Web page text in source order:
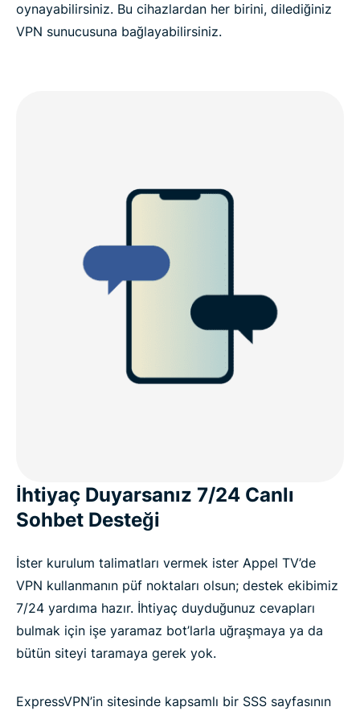
oynayabilirsiniz. Bu cihazlardan her birini, dilediğiniz
VPN sunucusuna bağlayabilirsiniz.
İhtiyaç Duyarsanız 7/24 Canlı
Sohbet Desteği
İster kurulum talimatları vermek ister Appel TV’de
VPN kullanmanın püf noktaları olsun; destek ekibimiz
7/24 yardıma hazır. İhtiyaç duyduğunuz cevapları
bulmak için işe yaramaz bot’larla uğraşmaya ya da
bütün siteyi taramaya gerek yok.
ExpressVPN’in sitesinde kapsamlı bir SSS sayfasının